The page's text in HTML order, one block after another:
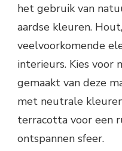
het gebruik van
aardse kleuren.
veelvoorkomende
interieurs. Kies voor
gemaakt van deze
met neutrale
terracotta voor een
ontspannen sfeer.